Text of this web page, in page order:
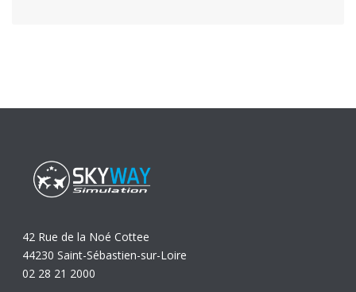
42 Rue de la Noé Cottee
44230 Saint-Sébastien-sur-Loire
02 28 21 2000